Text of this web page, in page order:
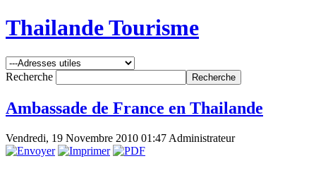
Thailande Tourisme
Recherche
Ambassade de France en Thailande
Vendredi, 19 Novembre 2010 01:47 Administrateur